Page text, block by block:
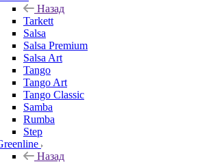
Назад
Tarkett
Salsa
Salsa Premium
Salsa Art
Tango
Tango Art
Tango Classic
Samba
Rumba
Step
Назад